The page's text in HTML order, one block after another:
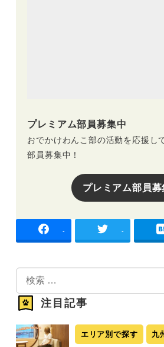
プレミアム部員募集中
おでかけわんこ部の活動を応援し
部員募集中！
プレミアム部員募
- -
索
注目記事
エリア別で探す 九